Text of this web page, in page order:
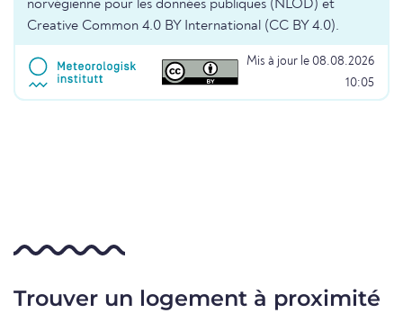
norvégienne pour les données publiques (NLOD) et
Creative Common 4.0 BY International (CC BY 4.0).
Mis à jour le 08.08.2026
10:05
Trouver un logement à proximité